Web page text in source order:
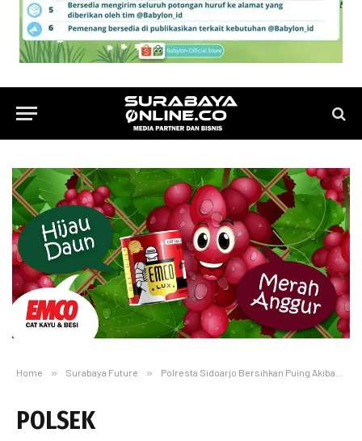
Home » Surabaya Future » Polresta Sidoarjo Bersihkan Puing Akibat Angin di Waru
POLSEK